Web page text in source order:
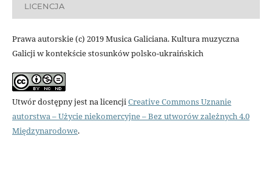
LICENCJA
Prawa autorskie (c) 2019 Musica Galiciana. Kultura muzyczna
Galicji w kontekście stosunków polsko-ukraińskich
Utwór dostępny jest na licencji Creative Commons Uznanie
autorstwa – Użycie niekomercyjne – Bez utworów zależnych 4.0
Międzynarodowe.